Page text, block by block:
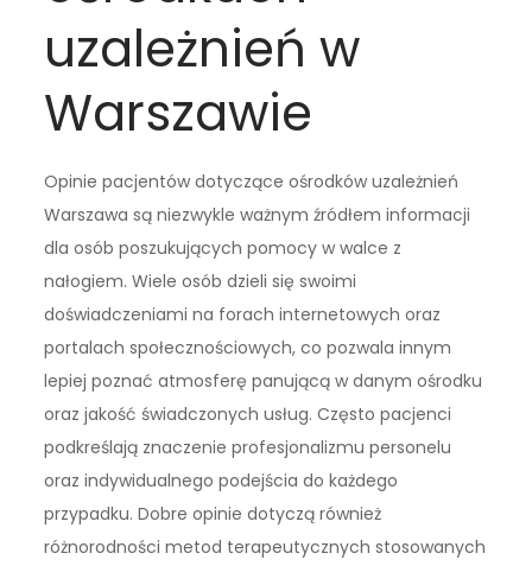
uzależnień w
Warszawie
Opinie pacjentów dotyczące ośrodków uzależnień
Warszawa są niezwykle ważnym źródłem informacji
dla osób poszukujących pomocy w walce z
nałogiem. Wiele osób dzieli się swoimi
doświadczeniami na forach internetowych oraz
portalach społecznościowych, co pozwala innym
lepiej poznać atmosferę panującą w danym ośrodku
oraz jakość świadczonych usług. Często pacjenci
podkreślają znaczenie profesjonalizmu personelu
oraz indywidualnego podejścia do każdego
przypadku. Dobre opinie dotyczą również
różnorodności metod terapeutycznych stosowanych